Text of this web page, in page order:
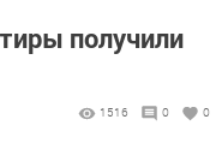
получили
1516 0 0